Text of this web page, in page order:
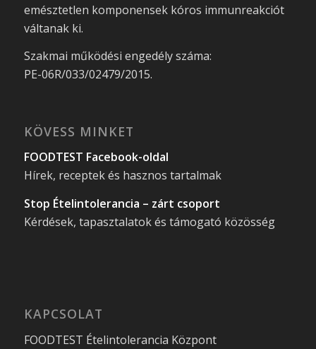
emésztetlen komponensek kóros immunreakciót
váltanak ki.
Szakmai működési engedély száma:
PE-06R/033/02479/2015.
KÖVESS MINKET
FOODTEST Facebook-oldal
Hírek, receptek és hasznos tartalmak
Stop Ételintolerancia – zárt csoport
Kérdések, tapasztalatok és támogató közösség
KAPCSOLAT
FOODTEST Ételintolerancia Központ